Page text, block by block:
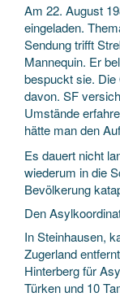
Am 22. August
eingeladen.
Sendung trifft
Mannequin. Er
bespuckt sie.
davon. SF
Umstände
hätte man den
Es dauert nicht
wiederum in die
Bevölkerung
Den
In Steinhausen,
Zugerland
Hinterberg für
Türken und 10